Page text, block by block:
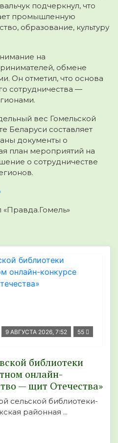
подчеркнул, что
промышленную
образование, культуру
на
обмене
Он отметил, что основа
сотрудничества —
вес Гомельской
Беларуси составляет
документы о
план мероприятий на
о сотрудничестве
9 АВГУСТА 2026, 7:52 55
библиотеки
онлайн-
— щит Отечества»
сельской библиотеки-
районная ...